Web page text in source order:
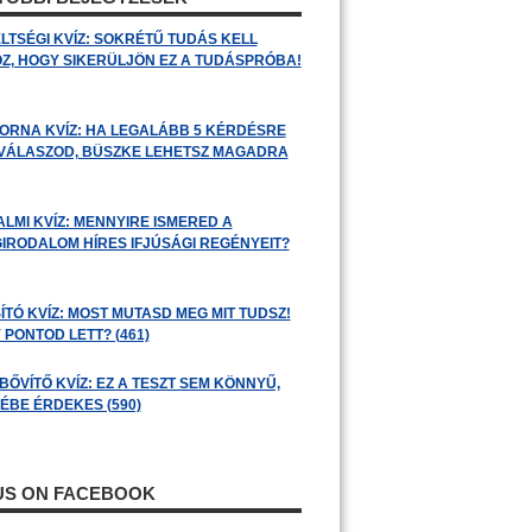
KVÍZ: SOKRÉTŰ TUDÁS KELL
HOGY SIKERÜLJÖN EZ A TUDÁSPRÓBA!
KVÍZ: HA LEGALÁBB 5 KÉRDÉSRE
BÜSZKE LEHETSZ MAGADRA
KVÍZ: MENNYIRE ISMERED A
HÍRES IFJÚSÁGI REGÉNYEIT?
KVÍZ: MOST MUTASD MEG MIT TUDSZ!
LETT? (461)
KVÍZ: EZ A TESZT SEM KÖNNYŰ,
ÉRDEKES (590)
ON FACEBOOK